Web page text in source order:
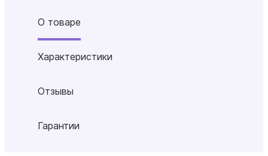
О товаре
Характеристики
Отзывы
Гарантии